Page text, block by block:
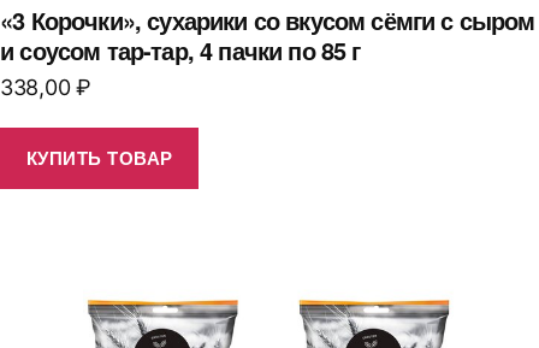
«3 Корочки», сухарики со вкусом сёмги с сыром
и соусом тар-тар, 4 пачки по 85 г
338,00₽
КУПИТЬ ТОВАР